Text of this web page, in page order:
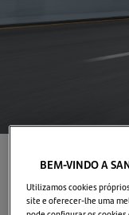
Sobre o
BEM-VINDO A
Utilizamos cookies
site e oferecer-lhe uma